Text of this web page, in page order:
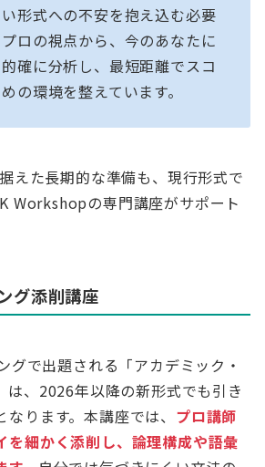
形式への不安を抱え込む必要
ロの視点から、今のあなたに
確に分析し、最短距離でスコ
の環境を整えています。
えた長期的な準備も、現行形式で
Workshopの専門講座がサポート
グ添削講座
グで出題される「アカデミック・
は、2026年以降の新形式でも引き
ります。本講座では、 プロ講師
を細かく添削し、論理構成や語彙